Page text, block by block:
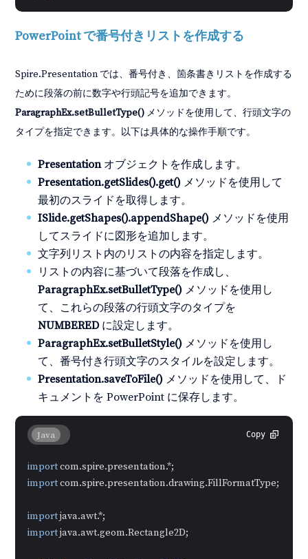
PowerPoint で番号付きリストを作成する
Spire.Presentation では、番号付き、箇条書きリストを作成する
ために段落の前に数字や行頭記号を追加できます。
ParagraphEx.setBulletType() メソッドを使用して、行頭文字の
タイプを指定できます。以下は具体的な操作手順です。
Presentationオブジェクトを作成します。
Presentation.getSlides().get() メソッドを使用して
最初のスライドを取得します。
ISlide.getShapes().appendShape() メソッドを使用
してスライドに図形を追加します。
文字列リスト内のリストの内容を指定します。
リストの内容に基づいて段落を作成し、
ParagraphEx.setBulletType() メソッドを使用し
て、これらの段落の行頭文字のタイプを
NUMBEREDに設定します。
ParagraphEx.setBulletStyle() メソッドを使用し
て、番号付き行頭文字のスタイルを設定します。
Presentation.saveToFile() メソッドを使用して、ド
キュメントを PowerPoint に保存します。
Java Copy
import
import com.spire.presentation.drawing.FillFormatType;
import
import java.awt.geom.Rectangle2D;